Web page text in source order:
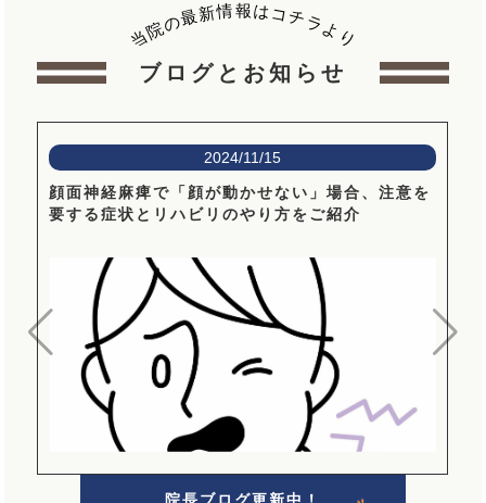
当院の最新情報はコ チラより
ブログとお知らせ
2024/11/15
顔面神経麻痺で「顔が動かせない」場合、注意を
要する症状とリハビリのやり方をご紹介
院長ブログ更新中！